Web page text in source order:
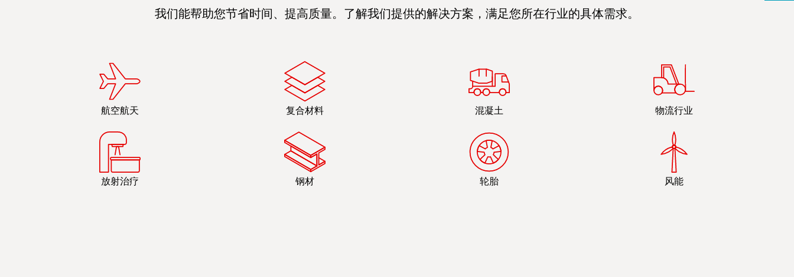
我们能帮助您节省时间、提高质量。了解我们提供的解决方案，满足您所在行业的具体需求。
航空航天 复合材料 混凝土 物流行业
放射治疗 钢材 轮胎 风能